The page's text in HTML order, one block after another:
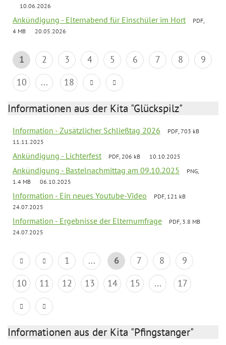
10.06.2026
Ankündigung - Elternabend für Einschüler im Hort
PDF,
4 MB
20.05.2026
1 2 3 4 5 6 7 8
9
10
... 18
Informationen aus der Kita "Glückspilz"
Information - Zusätzlicher Schließtag 2026
PDF, 703 kB
11.11.2025
Ankündigung - Lichterfest PDF, 206 kB 10.10.2025
Ankündigung - Bastelnachmittag am 09.10.2025
PNG,
1.4 MB
06.10.2025
Information - Ein neues Youtube-Video
PDF, 121 kB
24.07.2025
Information - Ergebnisse der Elternumfrage
PDF, 3.8 MB
24.07.2025
1 ... 6 7 8
9
10
11 12 13 14 15 ... 17
Informationen aus der Kita "Pfingstanger"